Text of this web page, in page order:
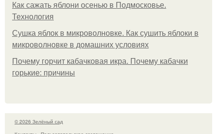
Как сажать яблони осенью в Подмосковье.
Технология
Сушка яблок в микроволновке. Как сушить яблоки в
микроволновке в домашних условиях
Почему горчит кабачковая икра. Почему кабачки
горькие: причины
© 2026 Зелёный сад